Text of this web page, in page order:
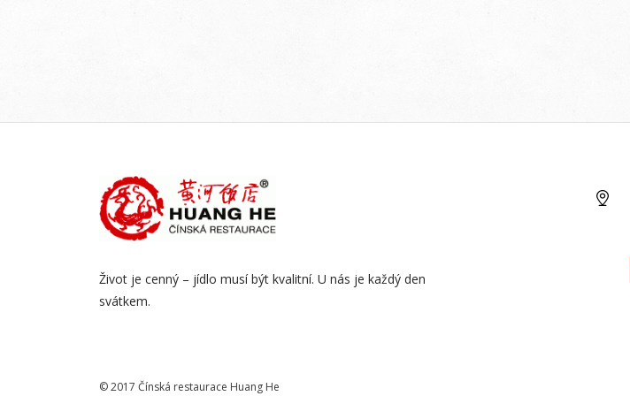
Život je cenný – jídlo musí být kvalitní. U nás je každý den
svátkem.
© 2017 Čínská restaurace Huang He